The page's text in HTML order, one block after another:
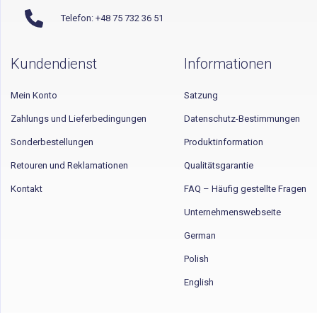
Telefon: +48 75 732 36 51
Kundendienst
Mein Konto
Zahlungs und Lieferbedingungen
Sonderbestellungen
Retouren und Reklamationen
Kontakt
Informationen
Satzung
Datenschutz-Bestimmungen
Produktinformation
Qualitätsgarantie
FAQ – Häufig gestellte Fragen
Unternehmenswebseite
German
Polish
English